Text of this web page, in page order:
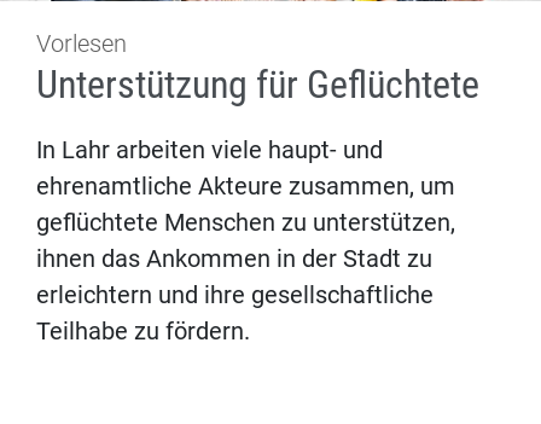
Vorlesen
Unterstützung für Geflüchtete
In Lahr arbeiten viele haupt- und
ehrenamtliche Akteure zusammen, um
geflüchtete Menschen zu unterstützen,
ihnen das Ankommen in der Stadt zu
erleichtern und ihre gesellschaftliche
Teilhabe zu fördern.